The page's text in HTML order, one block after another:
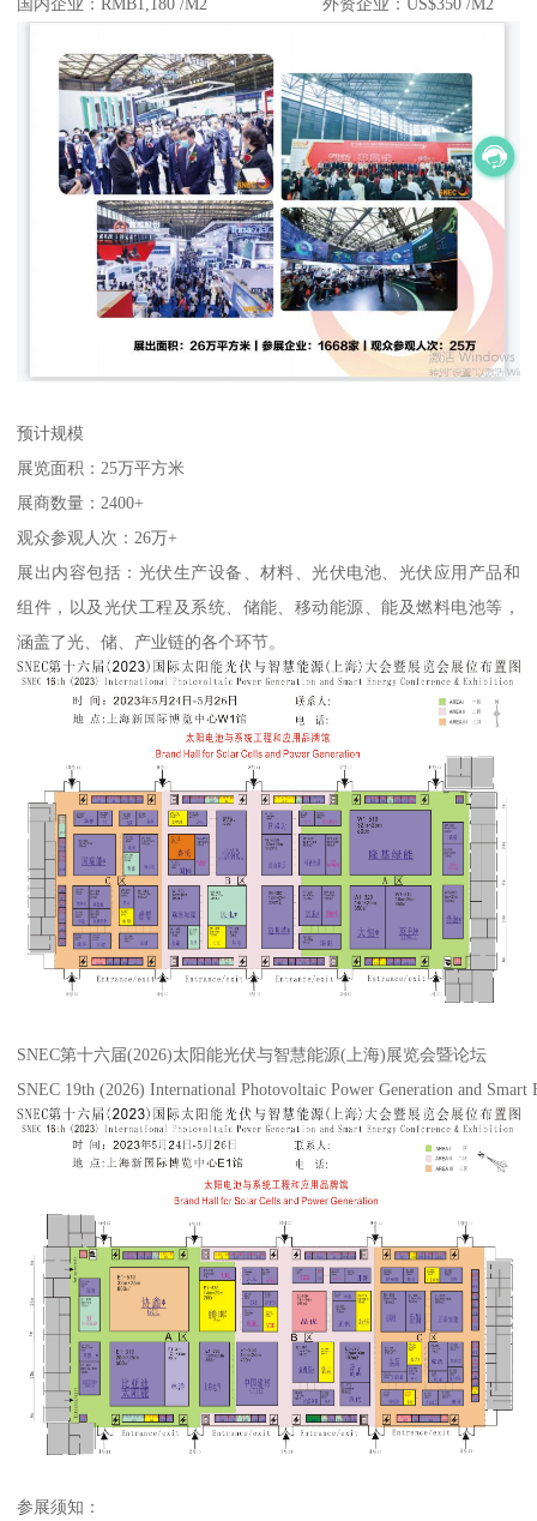
预计规模
展览面积：25万平方米
展商数量：2400+
观众参观人次：26万+
展出内容包括：光伏生产设备、材料、光伏电池、光伏应用产品和
组件，以及光伏工程及系统、储能、移动能源、能及燃料电池等，
涵盖了光、储、产业链的各个环节。
SNEC第十六届(2026)太阳能光伏与智慧能源(上海)展览会暨论坛
SNEC 19th (2026) International Photovoltaic Power Generation and
参展须知：